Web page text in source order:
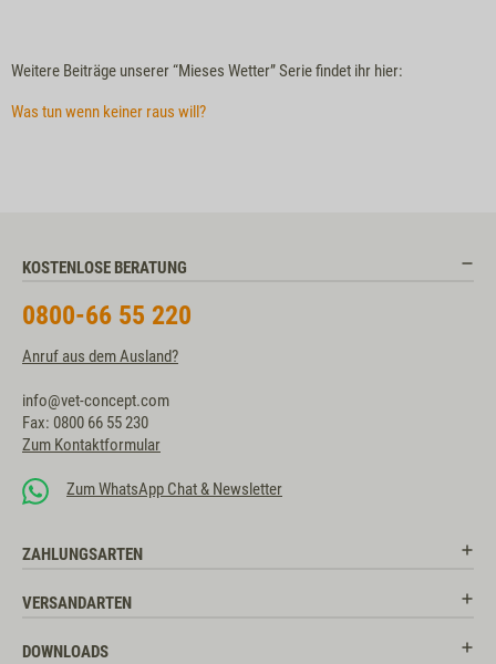
Weitere Beiträge unserer “Mieses Wetter” Serie findet ihr hier:
Was tun wenn keiner raus will?
KOSTENLOSE BERATUNG
0800-66 55 220
Anruf aus dem Ausland?
info@vet-concept.com
Fax: 0800 66 55 230
Zum Kontaktformular
Zum WhatsApp Chat & Newsletter
ZAHLUNGSARTEN
VERSANDARTEN
DOWNLOADS